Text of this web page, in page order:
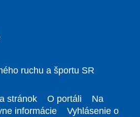
ruchu a športu SR
stránok O portáli
Na
informácie
Vyhlásenie o